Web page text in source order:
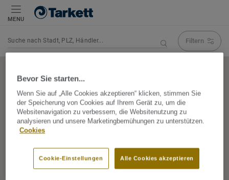
MENU
Filtern
77
39
Bevor Sie starten...
Wenn Sie auf „Alle Cookies akzeptieren“ klicken, stimmen Sie
der Speicherung von Cookies auf Ihrem Gerät zu, um die
Websitenavigation zu verbessern, die Websitenutzung zu
analysieren und unsere Marketingbemühungen zu unterstützen.
Cookies
Alle Cookies akzeptieren
Cookie-Einstellungen